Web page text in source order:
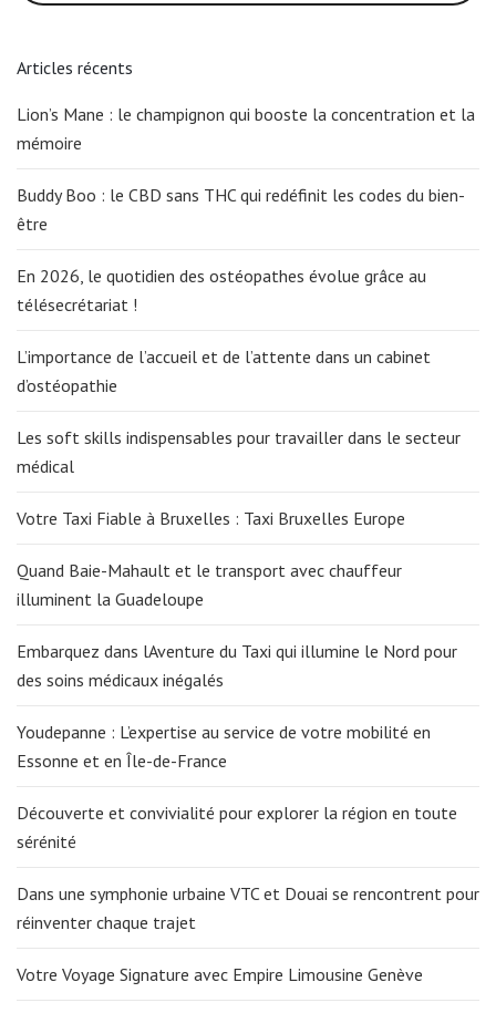
Articles récents
Lion’s Mane : le champignon qui booste la concentration et la
mémoire
Buddy Boo : le CBD sans THC qui redéfinit les codes du bien-
être
En 2026, le quotidien des ostéopathes évolue grâce au
télésecrétariat !
L’importance de l’accueil et de l’attente dans un cabinet
d’ostéopathie
Les soft skills indispensables pour travailler dans le secteur
médical
Votre Taxi Fiable à Bruxelles : Taxi Bruxelles Europe
Quand Baie-Mahault et le transport avec chauffeur
illuminent la Guadeloupe
Embarquez dans lAventure du Taxi qui illumine le Nord pour
des soins médicaux inégalés
Youdepanne : L’expertise au service de votre mobilité en
Essonne et en Île-de-France
Découverte et convivialité pour explorer la région en toute
sérénité
Dans une symphonie urbaine VTC et Douai se rencontrent pour
réinventer chaque trajet
Votre Voyage Signature avec Empire Limousine Genève